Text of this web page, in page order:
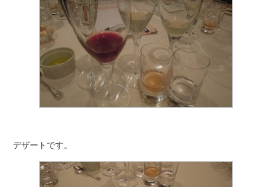
デザートです。